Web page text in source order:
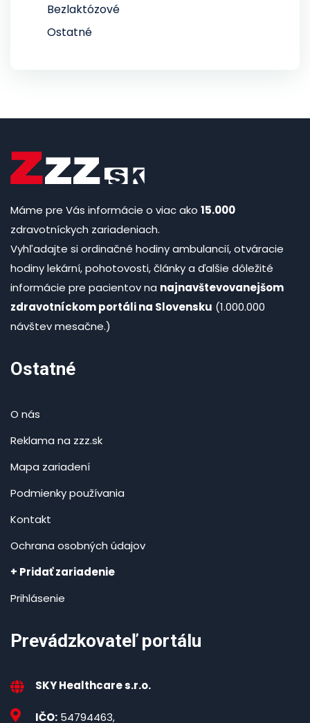
Bezlaktózové
Ostatné
Máme pre Vás informácie o viac ako 15.000
zdravotníckych zariadeniach.
Vyhľadajte si ordinačné hodiny ambulancií, otváracie
hodiny lekární, pohotovosti, články a ďalšie dôležité
informácie pre pacientov na najnavštevovanejšom
zdravotníckom portáli na Slovensku (1.000.000
návštev mesačne.)
Ostatné
O nás
Reklama na zzz.sk
Mapa zariadení
Podmienky používania
Kontakt
Ochrana osobných údajov
+ Pridať zariadenie
Prihlásenie
Prevádzkovateľ portálu
SKY Healthcare s.r.o.
IČO: 54794463,